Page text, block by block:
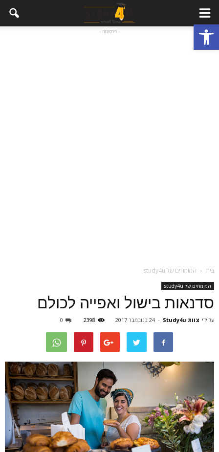
פתח סרגל נגישות - פרסומת -
בית המומחים של study4u
המומחים של study4u
סדנאות בישול ואפייה לכולם
על ידי צוות Study4u - 24 בנובמבר 2017 2398
0